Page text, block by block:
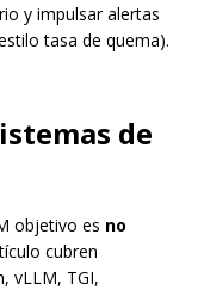
y impulsar alertas
tasa de quema).
de
objetivo es no
cubren
vLLM, TGI,